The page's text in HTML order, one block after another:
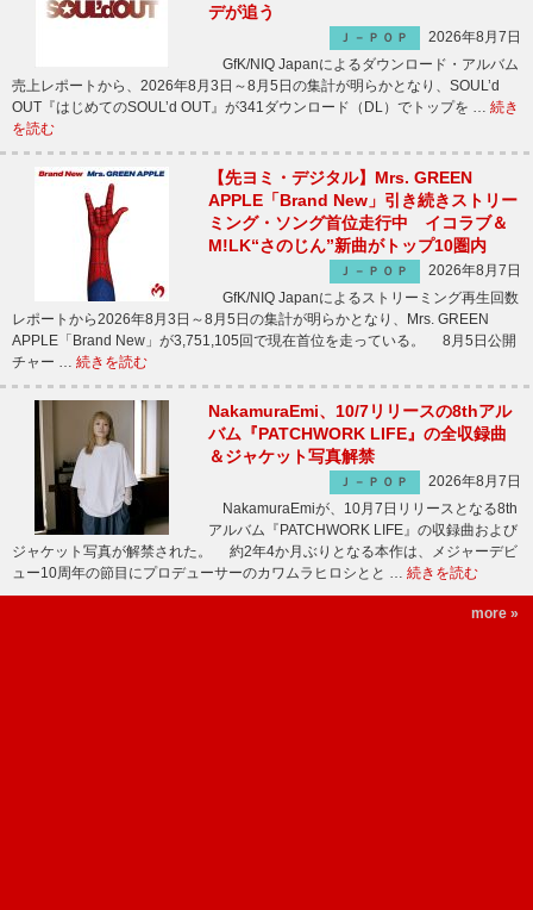
デが追う
Ｊ－ＰＯＰ
2026年8月7日
GfK/NIQ Japanによるダウンロード・アルバム
売上レポートから、2026年8月3日～8月5日の集計が明らかとなり、SOUL’d
OUT『はじめてのSOUL’d OUT』が341ダウンロード（DL）でトップを … 続き
を読む
【先ヨミ・デジタル】Mrs. GREEN
APPLE「Brand New」引き続きストリー
ミング・ソング首位走行中 イコラブ＆
M!LK“さのじん”新曲がトップ10圏内
Ｊ－ＰＯＰ
2026年8月7日
GfK/NIQ Japanによるストリーミング再生回数
レポートから2026年8月3日～8月5日の集計が明らかとなり、Mrs. GREEN
APPLE「Brand New」が3,751,105回で現在首位を走っている。 8月5日公開
チャー … 続きを読む
NakamuraEmi、10/7リリースの8thアル
バム『PATCHWORK LIFE』の全収録曲
＆ジャケット写真解禁
Ｊ－ＰＯＰ
2026年8月7日
NakamuraEmiが、10月7日リリースとなる8th
アルバム『PATCHWORK LIFE』の収録曲および
ジャケット写真が解禁された。 約2年4か月ぶりとなる本作は、メジャーデビ
ュー10周年の節目にプロデューサーのカワムラヒロシとと … 続きを読む
more »